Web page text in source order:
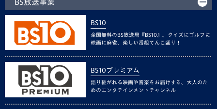
BS放送事業
BS10
全国無料のBS放送局『BS10』。クイズにゴルフに
映画に麻雀、楽しい番組てんこ盛り！
BS10プレミアム
語り継がれる映画や音楽をお届けする、大人のた
めのエンタテインメントチャンネル